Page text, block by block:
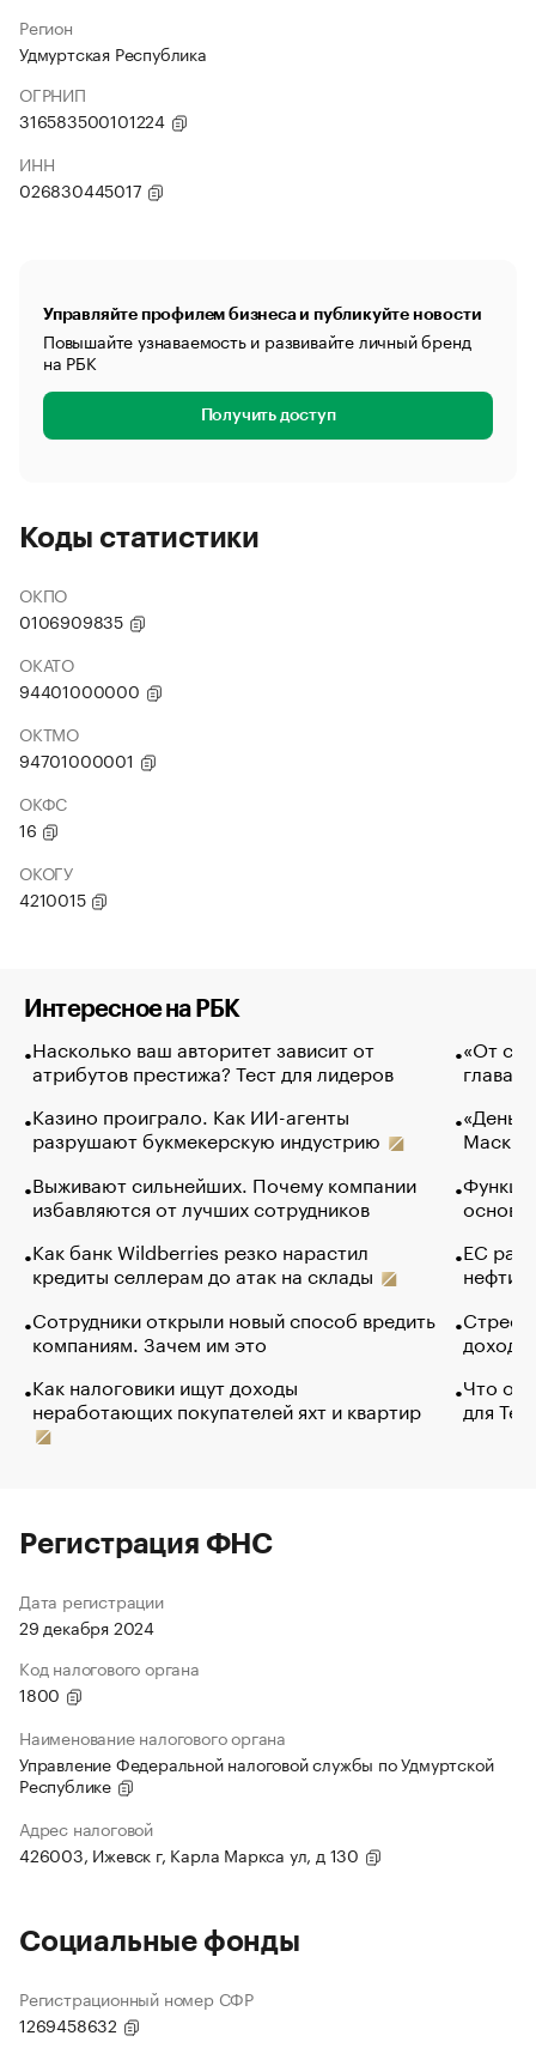
Регион
Удмуртская Республика
ОГРНИП
316583500101224
ИНН
026830445017
Управляйте профилем бизнеса и публикуйте новости
Повышайте узнаваемость и развивайте личный бренд
на РБК
Получить доступ
Коды статистики
ОКПО
0106909835
ОКАТО
94401000000
ОКТМО
94701000001
ОКФС
16
ОКОГУ
4210015
Интересное на РБК
Насколько ваш авторитет зависит от
атрибутов престижа? Тест для лидеров
Казино проиграло. Как ИИ-агенты
разрушают букмекерскую индустрию
Выживают сильнейших. Почему компании
избавляются от лучших сотрудников
Как банк Wildberries резко нарастил
кредиты селлерам до атак на склады
Сотрудники открыли новый способ вредить
компаниям. Зачем им это
Как налоговики ищут доходы
неработающих покупателей яхт и квартир
«От
глава
Маск в
основ
ЕС
нефти
Что
для
Регистрация ФНС
Дата регистрации
29 декабря 2024
Код налогового органа
1800
Наименование налогового органа
Управление Федеральной налоговой службы по Удмуртской
Республике
Адрес налоговой
426003, Ижевск г, Карла Маркса ул, д 130
Социальные фонды
Регистрационный номер СФР
1269458632